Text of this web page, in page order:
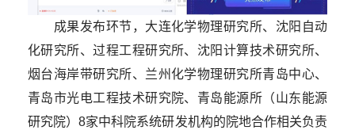
成果发布环节，大连化学物理研究所、沈阳自动
化研究所、过程工程研究所、沈阳计算技术研究所、
烟台海岸带研究所、兰州化学物理研究所青岛中心、
青岛市光电工程技术研究院、青岛能源所（山东能源
研究院）8家中科院系统研发机构的院地合作相关负责